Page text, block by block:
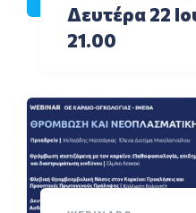
Δευτέρα 22
21.00